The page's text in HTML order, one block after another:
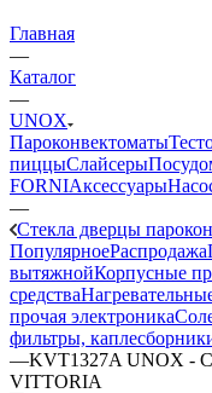
Главная
—
Каталог
—
UNOX
Пароконвектоматы
пиццыСлайсеры
FORNIАксессуары
—
Стекла дверцы
ПопулярноеРаспродажа
вытяжнойКорпусные
средства
прочая электроника
фильтры,
—KVT1327A UNOX -
VITTORIA